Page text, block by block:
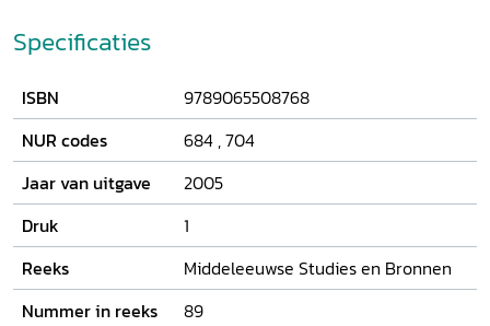
deugdzaam en berouwvol leven. In het Middelnederlands
zijn getuigen van vertalingen van de Pèlerinage de vie
handschriften en een incunabel uit 1486. Die pelgrimage
vander menscheliker creaturen bestudeert de wijze van
vertalen en bewerken van de Oudfranse tekst, de relatie
tussen tekst en beeld in handschriften en druk en bevat
een kritische editie van het meest uitgebreide van de drie
overgeleverde handschriften.
Specificaties
ISBN
9789065508768
NUR codes
684 ,704
Jaar van uitgave
2005
Druk
1
Reeks
Middeleeuwse Studies en Bronnen
Nummer in reeks
89